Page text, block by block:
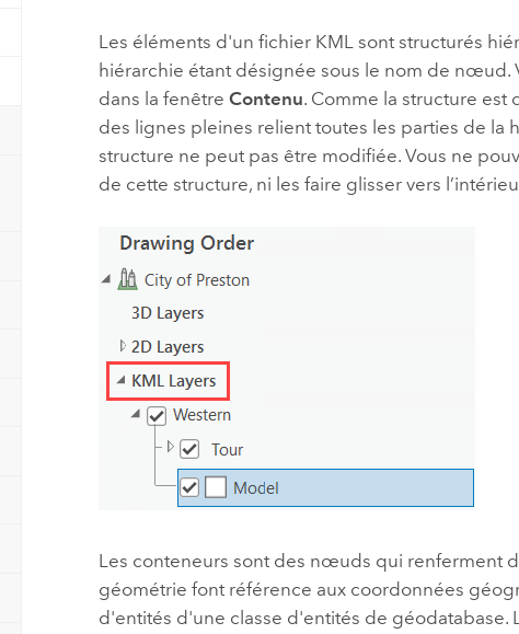
Les éléments d'un fichier KML sont structurés
hiérarchie étant désignée sous le nom de nœud.
dans la fenêtreContenu. Comme la structure est
des lignes pleines relient toutes les parties de la
structure ne peut pas être modifiée. Vous ne
de cette structure, ni les faire glisser vers
Les conteneurs sont des nœuds qui renferment
géométrie font référence aux coordonnées
d'entités d'une classe d'entités de géodatabase.